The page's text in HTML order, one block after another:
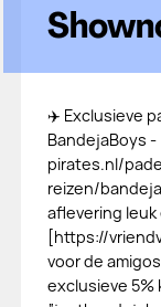
✈️ Exclusieve
BandejaBoys
pirates.nl/
reizen/
aflevering
[⁠⁠⁠⁠⁠⁠⁠⁠⁠https://
voor de
exclusieve 5%